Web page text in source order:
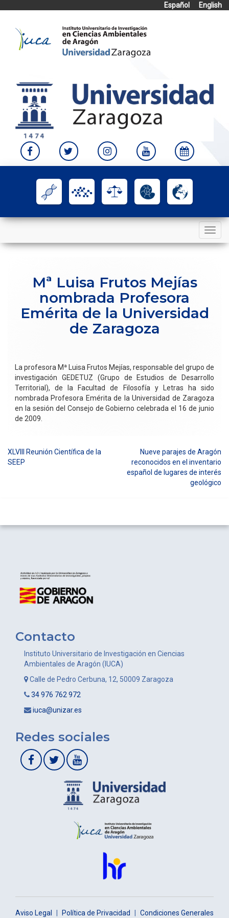
Español
English
content
Toggle
navigation
Mª Luisa Frutos Mejías
nombrada Profesora
Emérita de la Universidad
de Zaragoza
La profesora Mª Luisa Frutos Mejías, responsable del grupo de
investigación GEDETUZ (Grupo de Estudios de Desarrollo
Territorial), de la Facultad de Filosofía y Letras ha sido
nombrada Profesora Emérita de la Universidad de Zaragoza
en la sesión del Consejo de Gobierno celebrada el 16 de junio
de 2009.
Navegación
XLVIII Reunión Científica de la
SEEP
Nueve parajes de Aragón
reconocidos en el inventario
español de lugares de interés
geológico
Contacto
Instituto Universitario de Investigación en Ciencias
Ambientales de Aragón (IUCA)
Calle de Pedro Cerbuna, 12, 50009 Zaragoza
34 976 762 972
iuca@unizar.es
Redes sociales
Aviso Legal | Política de Privacidad | Condiciones Generales